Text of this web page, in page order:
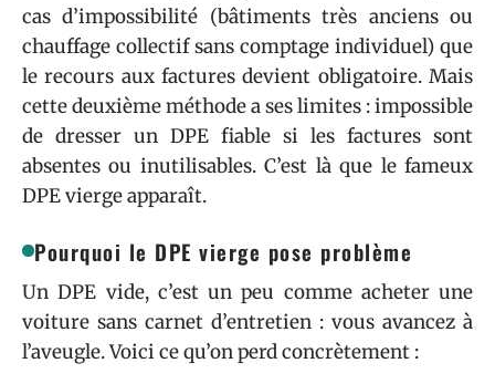
cas d’impossibilité (bâtiments très anciens ou
chauffage collectif sans comptage individuel) que
le recours aux factures devient obligatoire. Mais
cette deuxième méthode a ses limites : impossible
de dresser un DPE fiable si les factures sont
absentes ou inutilisables. C’est là que le fameux
DPE vierge apparaît.
Pourquoi le DPE vierge pose problème
Un DPE vide, c’est un peu comme acheter une
voiture sans carnet d’entretien : vous avancez à
l’aveugle. Voici ce qu’on perd concrètement :